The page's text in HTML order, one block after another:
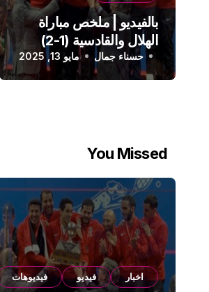
بالفيديو | ملخص مباراة
الهلال والقادسية (1-2)
الدوري السعودي
حسناء جمال مايو 13, 2025
You Missed
اخبار فيديو فيديوهات